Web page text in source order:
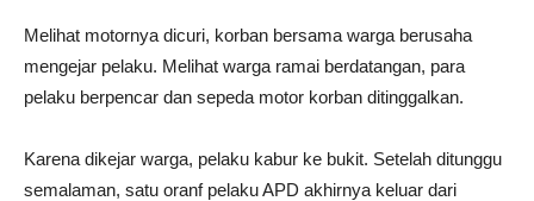
Melihat motornya dicuri, korban bersama warga berusaha
mengejar pelaku. Melihat warga ramai berdatangan, para
pelaku berpencar dan sepeda motor korban ditinggalkan.
Karena dikejar warga, pelaku kabur ke bukit. Setelah ditunggu
semalaman, satu oranf pelaku APD akhirnya keluar dari